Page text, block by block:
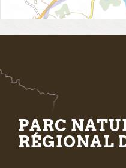
PARC
RÉGIONAL